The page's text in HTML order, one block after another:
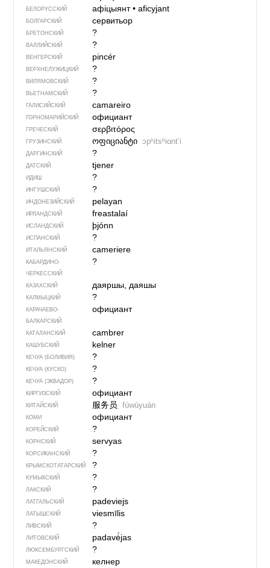
БЕЛОРУССКИЙ афіцыянт• aficyjant
БОЛГАРСКИЙ сервитьор
БРЕТОНСКИЙ ?
ВАЛЛИЙСКИЙ ?
ВЕНГЕРСКИЙ pincér
ВЕРХНЕЛУЖИЦКИЙ ?
ВИЛЯМОВСКИЙ ?
ВЬЕТНАМСКИЙ ?
ГАЛИСИЙСКИЙ camareiro
ГОРНОМАРИЙСКИЙ официант
ГРЕЧЕСКИЙ σερβιτόρος
ГРУЗИНСКИЙ ოფიციანტი ɔpʰitsʰiɑntʼi
ДАРГИНСКИЙ ?
ДАТСКИЙ tjener
ИДИШ ?
ИНГУШСКИЙ ?
ИНДОНЕЗИЙСКИЙ pelayan
ИРЛАНДСКИЙ freastalaí
ИСЛАНДСКИЙ þjónn
ИСПАНСКИЙ ?
ИТАЛЬЯНСКИЙ cameriere
КАБАРДИНО-
ЧЕРКЕССКИЙ
?
КАЗАХСКИЙ даяршы, даяшы
КАЛМЫЦКИЙ ?
КАРАЧАЕВО-
БАЛКАРСКИЙ
официант
КАТАЛАНСКИЙ cambrer
КАШУБСКИЙ kelner
КЕЧУА (БОЛИВИЯ) ?
КЕЧУА (КУСКО) ?
КЕЧУА (ЭКВАДОР) ?
КИРГИЗСКИЙ официант
КИТАЙСКИЙ 服务员 fúwùyuán
КОМИ официант
КОРЕЙСКИЙ ?
КОРНСКИЙ servyas
КОРСИКАНСКИЙ ?
КРЫМСКО­ТАТАРСКИЙ ?
КУМЫКСКИЙ ?
ЛАКСКИЙ ?
ЛАТГАЛЬСКИЙ padeviejs
ЛАТЫШСКИЙ viesmīlis
ЛИВСКИЙ ?
ЛИТОВСКИЙ padavė́jas
ЛЮКСЕМБУРГСКИЙ ?
МАКЕДОНСКИЙ келнер